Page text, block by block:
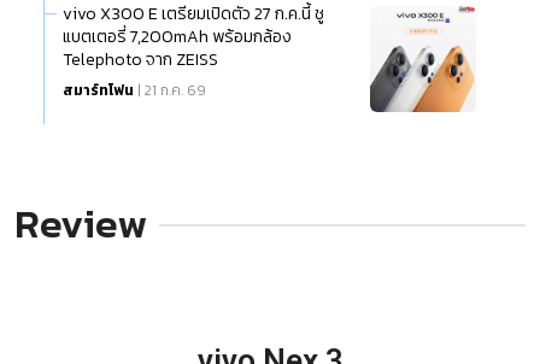
vivo X300 E เตรียมเปิดตัว 27 ก.ค.นี้ ชู
แบตเตอรี่ 7,200mAh พร้อมกล้อง
Telephoto จาก ZEISS
สมาร์ทโฟน | 21 ก.ค. 69
Review